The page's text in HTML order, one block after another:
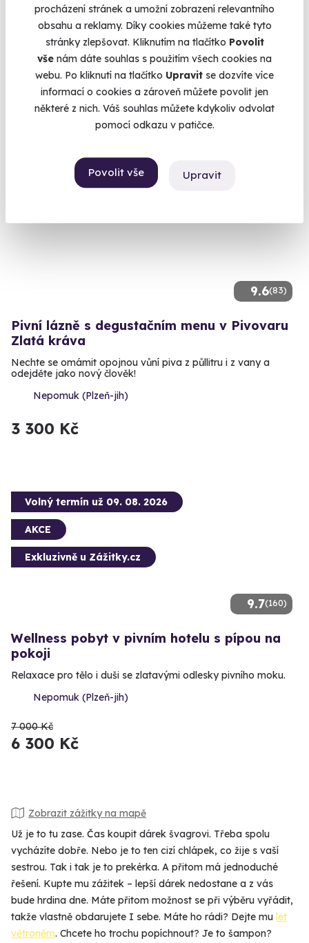
procházení stránek a umožní zobrazení relevantního
obsahu a reklamy. Díky cookies můžeme také tyto
stránky zlepšovat. Kliknutím na tlačítko Povolit
vše nám dáte souhlas s použitím všech cookies na
webu. Po kliknutí na tlačítko Upravit se dozvíte více
informací o cookies a zároveň můžete povolit jen
některé z nich. Váš souhlas můžete kdykoliv odvolat
pomocí odkazu v patičce.
Povolit vše Upravit
Noc v zámeckých peřinách - Zámek Zbiroh
Snídaně, wellness i prohlídka zámku
Zbiroh (Rokycany)
4 990 Kč
4 790 Kč
9.6(83)
Pivní lázně s degustačním menu v Pivovaru
Zlatá kráva
Nechte se omámit opojnou vůní piva z půllitru i z vany a
odejděte jako nový člověk!
Nepomuk (Plzeň-jih)
3 300 Kč
9.7(160)
Volný termín už 09. 08. 2026
AKCE
Exkluzivně u Zážitky.cz
Wellness pobyt v pivním hotelu s pípou na
pokoji
Relaxace pro tělo i duši se zlatavými odlesky pivního moku.
Nepomuk (Plzeň-jih)
7 000 Kč
6 300 Kč
Zobrazit zážitky na mapě
Už je to tu zase. Čas koupit dárek švagrovi. Třeba spolu
vycházíte dobře. Nebo je to ten cizí chlápek, co žije s vaší
sestrou. Tak i tak je to prekérka. A přitom má jednoduché
řešení. Kupte mu zážitek – lepší dárek nedostane a z vás
bude hrdina dne. Máte přitom možnost se při výběru vyřádit,
takže vlastně obdarujete I sebe. Máte ho rádi? Dejte mu let
větroněm. Chcete ho trochu popíchnout? Je to šampon?